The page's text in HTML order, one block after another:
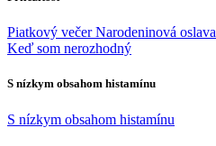
Piatkový večerNarodeninová oslava
Keď som nerozhodný
S nízkym obsahom histamínu
S nízkym obsahom histamínu